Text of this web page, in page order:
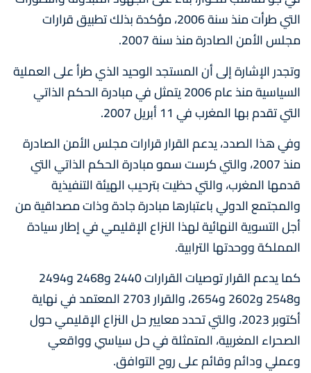
التي طرأت منذ سنة 2006، مؤكدة بذلك تطبيق قرارات
مجلس الأمن الصادرة منذ سنة 2007.
وتجدر الإشارة إلى أن المستجد الوحيد الذي طرأ على العملية
السياسية منذ عام 2006 يتمثل في مبادرة الحكم الذاتي
التي تقدم بها المغرب في 11 أبريل 2007.
وفي هذا الصدد، يدعم القرار قرارات مجلس الأمن الصادرة
منذ 2007، والتي كرست سمو مبادرة الحكم الذاتي التي
قدمها المغرب، والتي حظيت بترحيب الهيئة التنفيذية
والمجتمع الدولي باعتبارها مبادرة جادة وذات مصداقية من
أجل التسوية النهائية لهذا النزاع الإقليمي في إطار سيادة
المملكة ووحدتها الترابية.
كما يدعم القرار توصيات القرارات 2440 و2468 و2494
و2548 و2602 و2654، والقرار 2703 المعتمد في نهاية
أكتوبر 2023، والتي تحدد معايير حل النزاع الإقليمي حول
الصحراء المغربية، المتمثلة في حل سياسي وواقعي
وعملي ودائم وقائم على روح التوافق.